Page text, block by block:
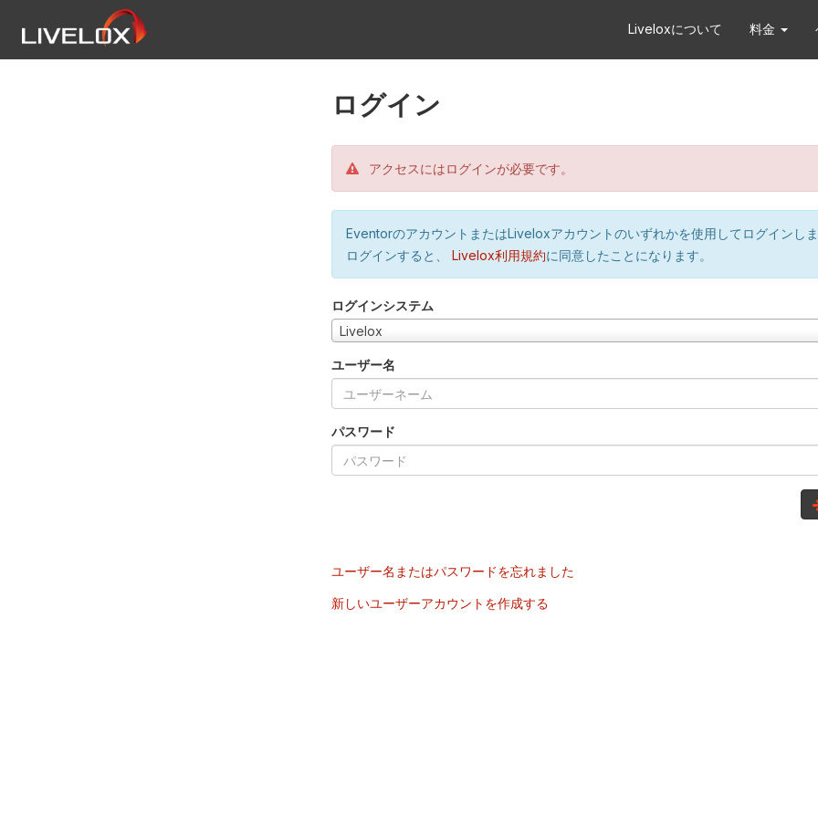
Liveloxについて 料金
ログイン
アクセスにはログインが必要です。
EventorのアカウントまたはLiveloxアカウントのいずれかを使用してログインし
ログインすると、
Livelox利用規約に同意したことになります。
ログインシステム
Livelox
ユーザー名
パスワード
ユーザー名またはパスワードを忘れました
新しいユーザーアカウントを作成する